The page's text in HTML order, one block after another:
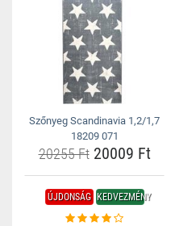
Szőnyeg Scandinavia 1,2/1,7
18209 071
20255 Ft20009 Ft
ÚJDONSÁG KEDVEZMÉNY